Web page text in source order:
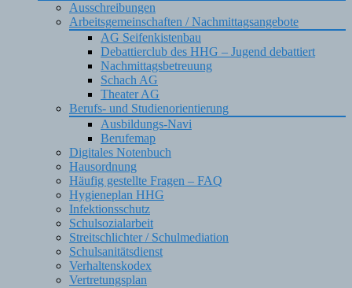
Ausschreibungen
Arbeitsgemeinschaften / Nachmittagsangebote
AG Seifenkistenbau
Debattierclub des HHG – Jugend debattiert
Nachmittagsbetreuung
Schach AG
Theater AG
Berufs- und Studienorientierung
Ausbildungs-Navi
Berufemap
Digitales Notenbuch
Hausordnung
Häufig gestellte Fragen – FAQ
Hygieneplan HHG
Infektionsschutz
Schulsozialarbeit
Streitschlichter / Schulmediation
Schulsanitätsdienst
Verhaltenskodex
Vertretungsplan